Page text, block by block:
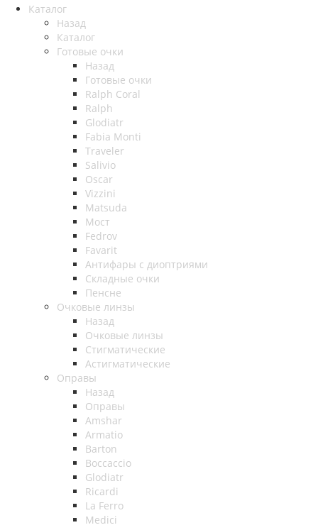
Каталог
Назад
Каталог
Готовые очки
Назад
Готовые очки
Ralph Coral
Ralph
Glodiatr
Fabia Monti
Traveler
Salivio
Oscar
Vizzini
Matsuda
Мост
Fedrov
Favarit
Антифары с диоптриями
Складные очки
Пенсне
Очковые линзы
Назад
Очковые линзы
Стигматические
Астигматические
Оправы
Назад
Оправы
Amshar
Armatio
Barton
Boccaccio
Glodiatr
Ricardi
La Ferro
Medici